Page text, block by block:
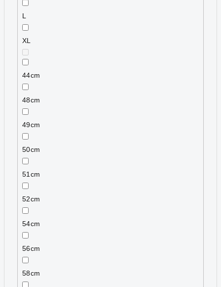
L
XL
44cm
48cm
49cm
50cm
51cm
52cm
54cm
56cm
58cm